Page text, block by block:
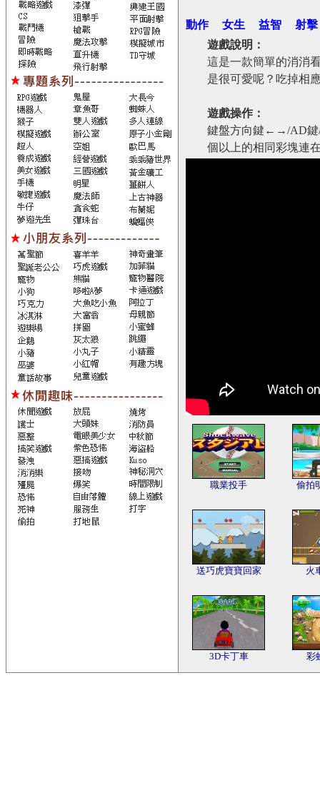
動作 女生 益智
射擊
遊戲說明：
這是一款簡單的消消
是很可愛呢？吃掉相
遊戲操作：
鍵盤方向鍵←→/AD鍵/
個以上的相同彩塊連
職業投手 偷拍
送巧虎寶寶回家 火
3D卡丁車 彩